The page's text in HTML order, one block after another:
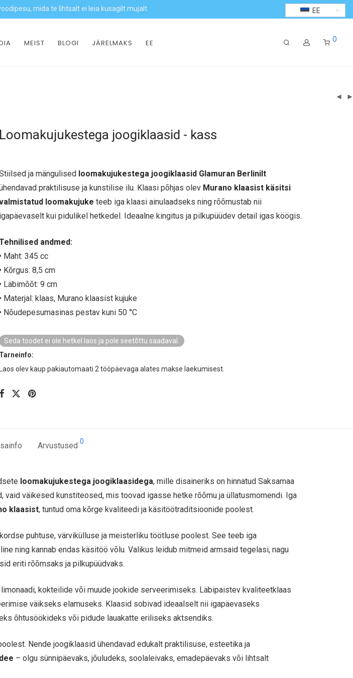
mida te lihtsalt ei leia kusagilt mujalt. EE
MEIST BLOGI JÄRELMAKS EE 0
Loomakujukestega joogiklaasid - kass
ja mängulised loomakujukestega joogiklaasid Glamuran Berlinilt
praktilisuse ja kunstilise ilu. Klaasi põhjas olev Murano klaasist käsitsi
loomakujuke teeb iga klaasi ainulaadseks ning rõõmustab nii
igapäevaselt kui pidulikel hetkedel. Ideaalne kingitus ja pilkupüüdev detail igas köögis.
andmed:
• Maht: 345 cc
• Kõrgus: 8,5 cm
• Läbimõõt: 9 cm
• Materjal: klaas, Murano klaasist kujuke
• Nõudepesumasinas pestav kuni 50 °C
Seda toodet ei ole hetkel laos ja pole seetõttu saadaval.
Tarneinfo:
Laos olev kaup pakiautomaati 2 tööpäevaga alates makse laekumisest.
Arvustused 0
loomakujukestega joogiklaasidega, mille disaineriks on hinnatud Saksamaa
väikesed kunstiteosed, mis toovad igasse hetke rõõmu ja üllatusmomendi. Iga
klaasist, tuntud oma kõrge kvaliteedi ja käsitöötraditsioonide poolest.
puhtuse, värvikülluse ja meisterliku töötluse poolest. See teeb iga
ning kannab endas käsitöö võlu. Valikus leidub mitmeid armsaid tegelasi, nagu
eriti rõõmsaks ja pilkupüüdvaks.
kokteilide või muude jookide serveerimiseks. Läbipaistev kvaliteetklaas
väikseks elamuseks. Klaasid sobivad ideaalselt nii igapäevaseks
õhtusöökideks või pidude lauakatte eriliseks aktsendiks.
Nende joogiklaasid ühendavad edukalt praktilisuse, esteetika ja
– olgu sünnipäevaks, jõuludeks, soolaleivaks, emadepäevaks või lihtsalt